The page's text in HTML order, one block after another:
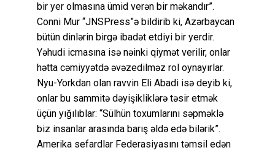
bir yer olmasına ümid verən bir məkandır”.
Conni Mur “JNSPress”ə bildirib ki, Azərbaycan
bütün dinlərin birgə ibadət etdiyi bir yerdir.
Yəhudi icmasına isə nəinki qiymət verilir, onlar
hətta cəmiyyətdə əvəzedilməz rol oynayırlar.
Nyu-Yorkdan olan ravvin Eli Abadi isə deyib ki,
onlar bu sammitə dəyişikliklərə təsir etmək
üçün yığılıblar: “Sülhün toxumlarını səpməklə
biz insanlar arasında barış əldə edə bilərik”.
Amerika sefardlar Federasiyasını təmsil edən